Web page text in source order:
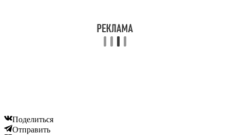
Поделиться
Отправить